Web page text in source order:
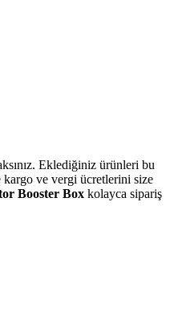
Eklediğiniz ürünleri bu
kargo ve vergi ücretlerini size
Booster Box kolayca sipariş